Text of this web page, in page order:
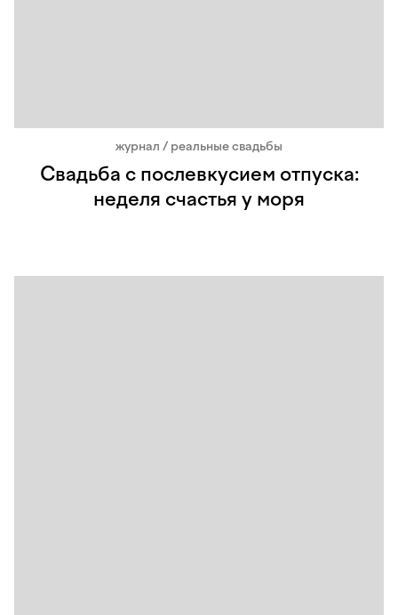
журнал / реальные свадьбы
Свадьба с послевкусием отпуска:
неделя счастья у моря